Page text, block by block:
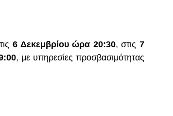
6 Δεκεμβρίου ώρα 20:30, στις 7
, με υπηρεσίες προσβασιμότητας